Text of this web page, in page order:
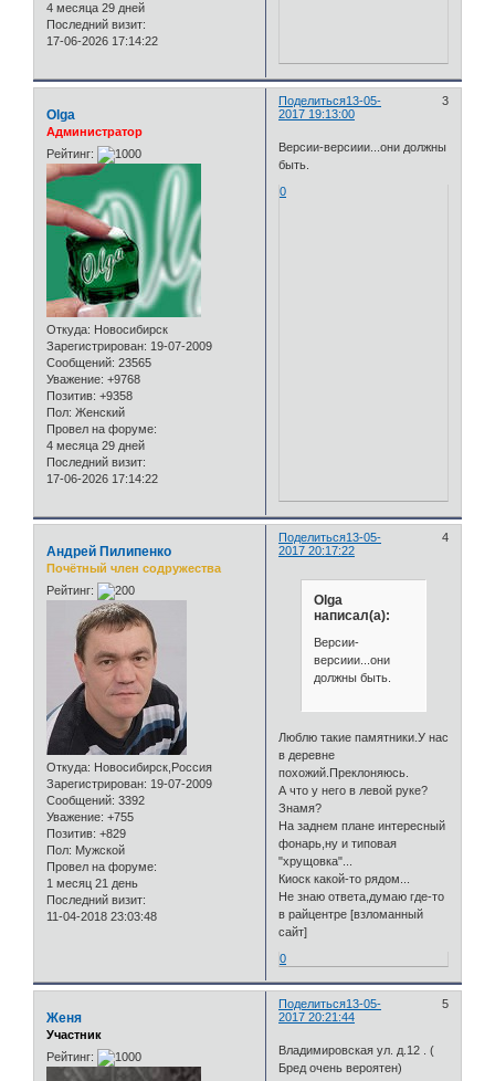
4 месяца 29 дней
Последний визит:
17-06-2026 17:14:22
Поделиться 3
13-05-
2017 19:13:00
Olga
Администратор
Рейтинг:
Откуда: Новосибирск
Зарегистрирован: 19-07-2009
Сообщений: 23565
Уважение: +9768
Позитив: +9358
Пол: Женский
Провел на форуме:
4 месяца 29 дней
Последний визит:
17-06-2026 17:14:22
Версии-версиии...они должны
быть.
0
Поделиться 4
13-05-
2017 20:17:22
Андрей Пилипенко
Почётный член содружества
Рейтинг:
Откуда: Новосибирск,Россия
Зарегистрирован: 19-07-2009
Сообщений: 3392
Уважение: +755
Позитив: +829
Пол: Мужской
Провел на форуме:
1 месяц 21 день
Последний визит:
11-04-2018 23:03:48
Olga
написал(а):
Версии-
версиии...они
должны быть.
Люблю такие памятники.У нас
в деревне
похожий.Преклоняюсь.
А что у него в левой руке?
Знамя?
На заднем плане интересный
фонарь,ну и типовая
"хрущовка"...
Киоск какой-то рядом...
Не знаю ответа,думаю где-то
в райцентре [взломанный
сайт]
0
Поделиться 5
13-05-
2017 20:21:44
Женя
Участник
Рейтинг:
Владимировская ул. д.12 . (
Бред очень вероятен)